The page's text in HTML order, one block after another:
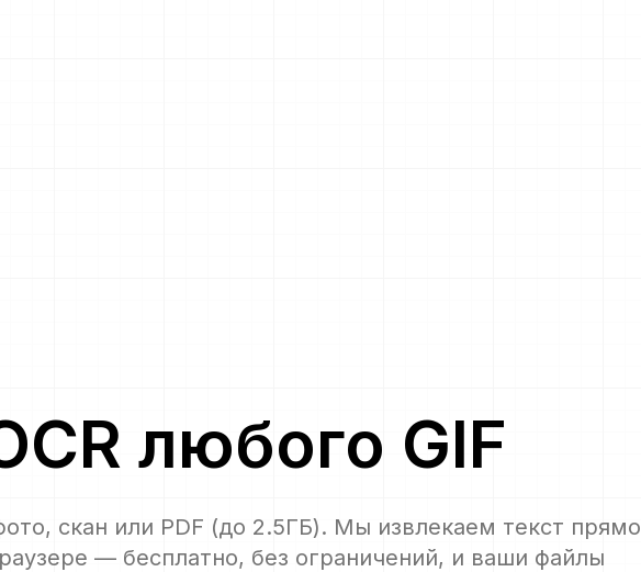
любого GIF
скан или PDF (до 2.5ГБ). Мы извлекаем текст прямо
— бесплатно, без ограничений, и ваши файлы